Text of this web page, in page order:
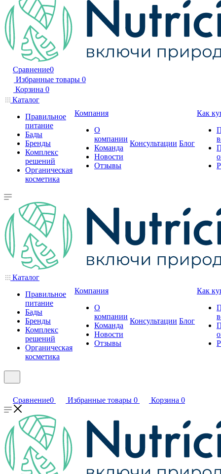
Сравнение0
Избранные товары 0
Корзина 0
Каталог
Правильное
питание
Бады
Бренды
Комплекс
решений
Органическая
косметика
Компания
О
компании
Команда
Новости
Отзывы
Консультации Блог
Как
Каталог
Правильное
питание
Бады
Бренды
Комплекс
решений
Органическая
косметика
Компания
О
компании
Команда
Новости
Отзывы
Консультации Блог
Как
Сравнение0 Избранные товары 0 Корзина 0